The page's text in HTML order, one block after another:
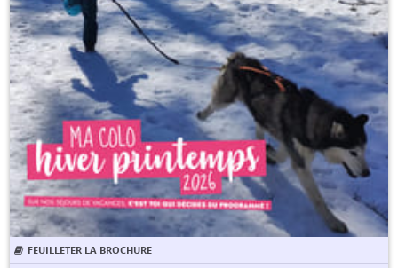
FEUILLETER LA BROCHURE